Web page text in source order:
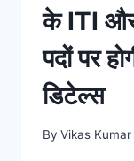
के ITI और
पदों पर
डिटेल्स
By Vikas Kumar